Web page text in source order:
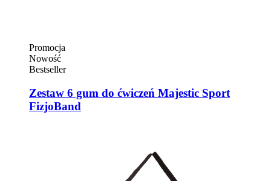
Promocja
Nowość
Bestseller
Zestaw 6 gum do ćwiczeń Majestic Sport
FizjoBand